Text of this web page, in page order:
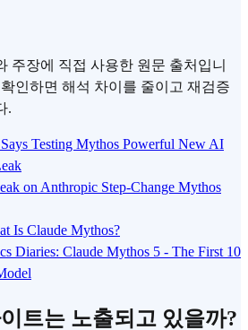
주장에 직접 사용한 원문 출처입니
인하면 해석 차이를 줄이고 재검증
.
Testing Mythos Powerful New AI
on Anthropic Step-Change Mythos
Is Claude Mythos?
Diaries: Claude Mythos 5 - The First 10
트는 노출되고 있을까?